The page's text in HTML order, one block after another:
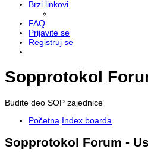
Brzi linkovi
FAQ
Prijavite se
Registruj se
Sopprotokol
Budite deo SOP zajednice
Početna Index boarda
Sopprotokol Forum -